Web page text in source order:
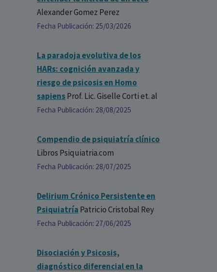
Alexander Gomez Perez
Fecha Publicación: 25/03/2026
La paradoja evolutiva de los
HARs: cognición avanzada y
riesgo de psicosis en Homo
sapiensProf. Lic. Giselle Cortiet. al
Fecha Publicación: 28/08/2025
Compendio de psiquiatría clínico
Libros Psiquiatria.com
Fecha Publicación: 28/07/2025
Delirium Crónico Persistente en
Psiquiatría Patricio Cristobal Rey
Fecha Publicación: 27/06/2025
Disociación y Psicosis,
diagnóstico diferencial en la